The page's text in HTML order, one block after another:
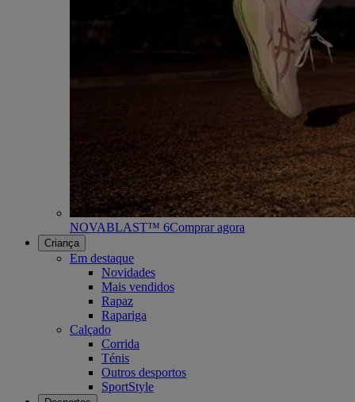
NOVABLAST™ 6Comprar agora
Criança
Em destaque
Novidades
Mais vendidos
Rapaz
Rapariga
Calçado
Corrida
Ténis
Outros desportos
SportStyle